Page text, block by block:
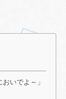
いでよ～」